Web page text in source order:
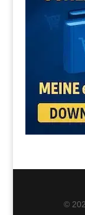
©